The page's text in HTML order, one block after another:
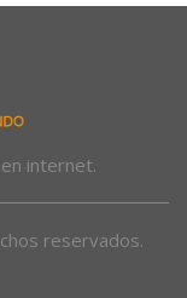
internet.
reservados.